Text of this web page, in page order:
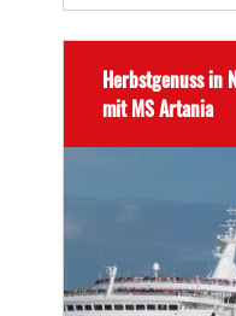
Herbstgenuss in
mit MS Artania